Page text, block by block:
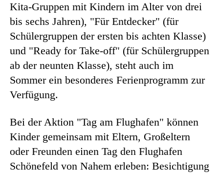
Kita-Gruppen mit Kindern im Alter von drei
bis sechs Jahren), "Für Entdecker" (für
Schülergruppen der ersten bis achten Klasse)
und "Ready for Take-off" (für Schülergruppen
ab der neunten Klasse), steht auch im
Sommer ein besonderes Ferienprogramm zur
Verfügung.
Bei der Aktion "Tag am Flughafen" können
Kinder gemeinsam mit Eltern, Großeltern
oder Freunden einen Tag den Flughafen
Schönefeld von Nahem erleben: Besichtigung